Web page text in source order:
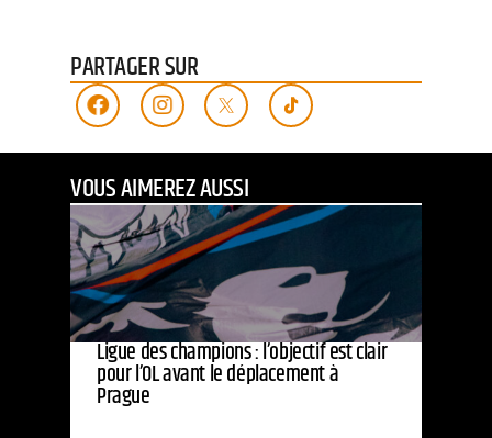
PARTAGER SUR
VOUS AIMEREZ AUSSI
Ligue des champions : l’objectif est clair
pour l’OL avant le déplacement à
Prague